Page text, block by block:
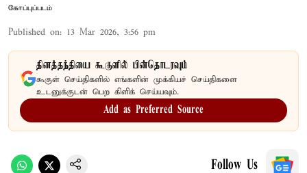
கோப்புப்படம்
Published on: 13 Mar 2026, 3:56 pm
தினத்தந்தியை கூகுளில் பின்தொடரவும்
கூகுள் செய்திகளில் எங்களின் முக்கியச் செய்திகளை
உடனுக்குடன் பெற கிளிக் செய்யவும்.
Add as Preferred Source
Follow Us